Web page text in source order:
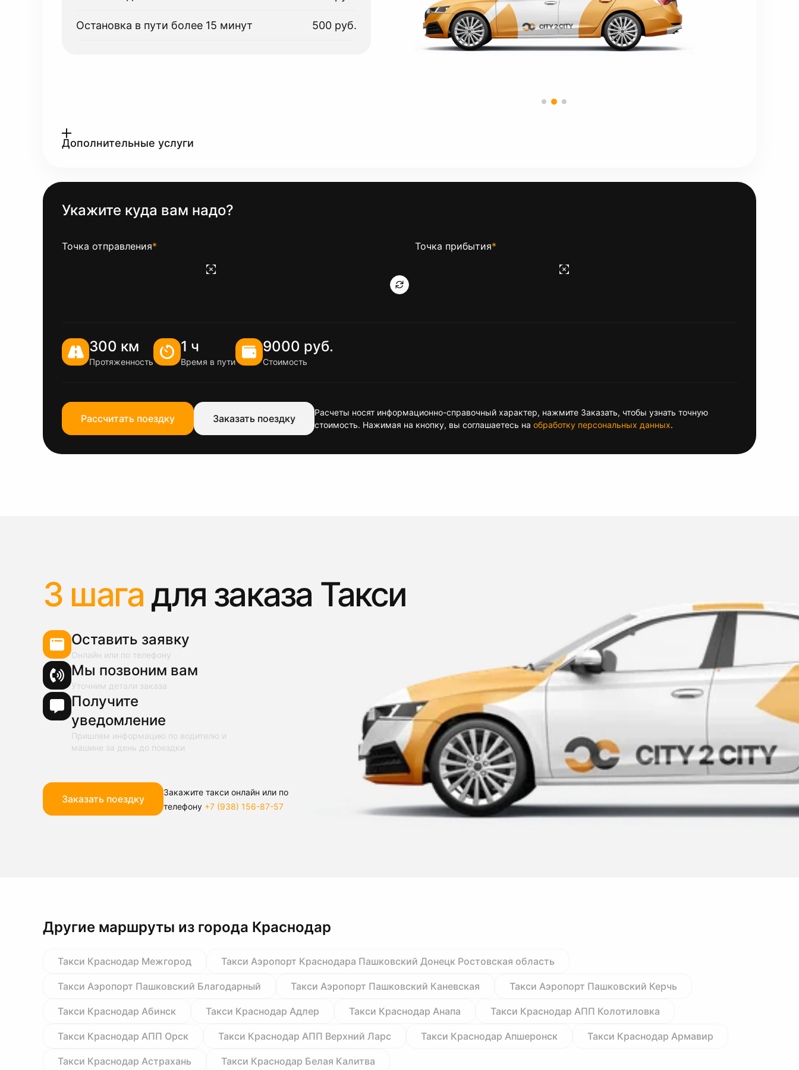
Остановка в пути более 15 минут 500 руб.
Дополнительные услуги
Укажите куда вам надо?
Точка отправления* Точка прибытия*
300 км
Протяженность
1 ч
Время в пути
9000 руб.
Стоимость
Рассчитать поездку Заказать поездку
Расчеты носят информационно-справочный характер, нажмите Заказать, чтобы узнать точную
стоимость. Нажимая на кнопку, вы соглашаетесь на обработку персональных данных.
3 шага для заказа Такси
Оставить заявку
Онлайн или по телефону
Мы позвоним вам
Уточним детали заказа
Получите
уведомление
Пришлем информацию по водителю и
машине за день до поездки
Заказать поездку
Закажите такси онлайн или по
телефону +7 (938) 156-87-57
Другие маршруты из города Краснодар
Такси Краснодар Межгород Такси Аэропорт Краснодара Пашковский Донецк Ростовская область
Такси Аэропорт Пашковский Благодарный Такси Аэропорт Пашковский Каневская Такси Аэропорт Пашковский Керчь
Такси Краснодар Абинск Такси Краснодар Адлер Такси Краснодар Анапа Такси Краснодар АПП Колотиловка
Такси Краснодар АПП Орск Такси Краснодар АПП Верхний Ларс Такси Краснодар Апшеронск Такси Краснодар Армавир
Такси Краснодар Астрахань Такси Краснодар Белая Калитва